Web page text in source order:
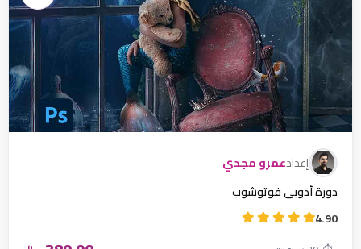
إعدادعمرو مجدي
دورة أدوبي فوتوشوب
4.90